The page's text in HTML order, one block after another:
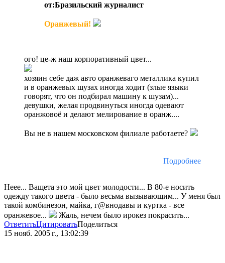
от:Бразильский журналист
Оранжевый!
ого! це-ж наш корпоративный цвет...
хозяин себе даж авто оранжеваго металлика купил
и в оранжевых шузах иногда ходит (злые языки
говорят, что он подбирал машину к шузам)...
девушки, желая продвинуться иногда одевают
оранжовоё и делают мелирование в оранж....
Вы не в нашем московском филиале работаете?
Подробнее
Неее... Ващета это мой цвет молодости... В 80-е носить
одежду такого цвета - было весьма вызывающим... У меня был
такой комбинезон, майка, г@внодавы и куртка - все
оранжевое...
Жаль, нечем было ирокез покрасить...
ОтветитьЦитироватьПоделиться
15 нояб. 2005 г., 13:02:39